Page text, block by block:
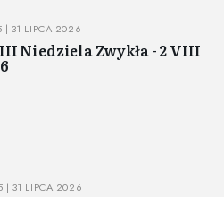
| 31 LIPCA 2026
Niedziela Zwykła - 2 VIII
| 31 LIPCA 2026